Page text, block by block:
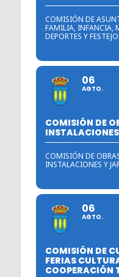
COMISIÓN DE
FAMILIA, INFANCIA,
DEPORTES Y
06
AGTO.
COMISIÓN DE
COMISIÓN DE
INSTALACIONES Y
06
AGTO.
COMISIÓN DE
FERIAS
COOPERACIÓN